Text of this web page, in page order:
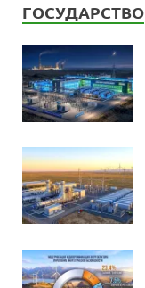
ГОСУДАРСТВО